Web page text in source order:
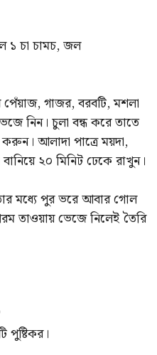
১ চা চামচ, জল
গাজর, বরবটি, মশলা
নিন। চুলা বন্ধ করে তাতে
আলাদা পাত্রে ময়দা,
২০ মিনিট ঢেকে রাখুন।
মধ্যে পুর ভরে আবার গোল
তাওয়ায় ভেজে নিলেই তৈরি
পুষ্টিকর।